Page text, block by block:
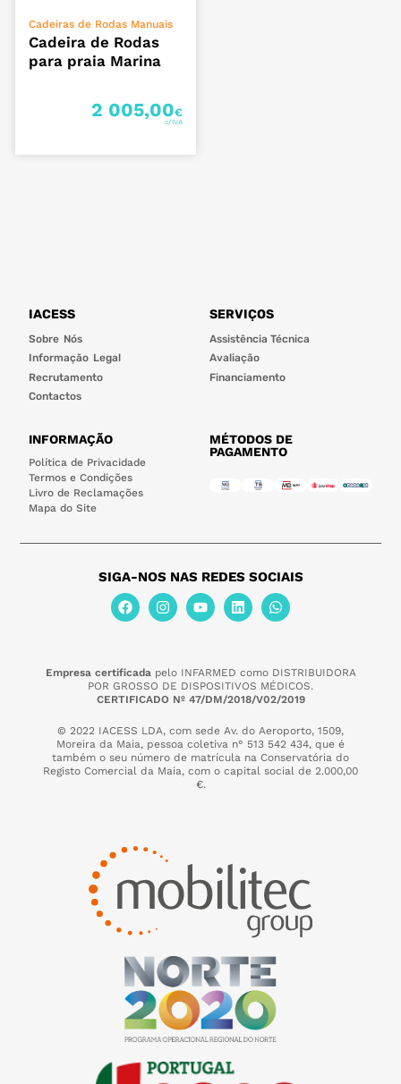
ADICIONAR
Cadeiras de Rodas Manuais
Cadeira de Rodas
para praia Marina
2 005,00€
IACESS
Sobre Nós
Informação Legal
Recrutamento
Contactos
SERVIÇOS
Assistência Técnica
Avaliação
Financiamento
INFORMAÇÃO
Política de Privacidade
Termos e Condições
Livro de Reclamações
Mapa do Site
MÉTODOS DE
PAGAMENTO
SIGA-NOS NAS REDES SOCIAIS
Empresa certificadapelo INFARMED como DISTRIBUIDORA
POR GROSSO DE DISPOSITIVOS MÉDICOS.
CERTIFICADO Nº 47/DM/2018/V02/2019
© 2022 IACESS LDA, com sede Av. do Aeroporto, 1509,
Moreira da Maia, pessoa coletiva n° 513 542 434, que é
também o seu número de matrícula na Conservatória do
Registo Comercial da Maia, com o capital social de 2.000,00
€.